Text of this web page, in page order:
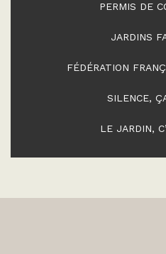
PERMIS DE
JARDINS
FÉDÉRATION
SILENCE,
LE JARDIN,